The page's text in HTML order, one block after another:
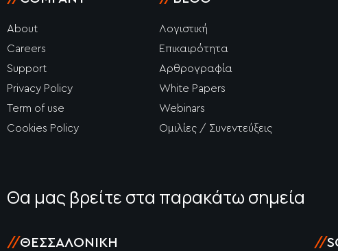
About
Careers
Support
Privacy Policy
Term of use
Cookies Policy
Λογιστική
Επικαιρότητα
Αρθρογραφία
White Papers
Webinars
Ομιλίες / Συνεντεύξεις
Θα μας βρείτε στα παρακάτω σημεία
//ΘΕΣΣΑΛΟΝΊΚΗ //